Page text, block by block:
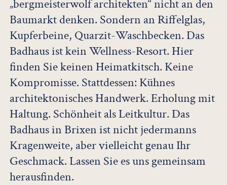
„bergmeisterwolf architekten“ nicht an den
Baumarkt denken. Sondern an Riffelglas,
Kupferbeine, Quarzit-Waschbecken. Das
Badhaus ist kein Wellness-Resort. Hier
finden Sie keinen Heimatkitsch. Keine
Kompromisse. Stattdessen: Kühnes
architektonisches Handwerk. Erholung mit
Haltung. Schönheit als Leitkultur. Das
Badhaus in Brixen ist nicht jedermanns
Kragenweite, aber vielleicht genau Ihr
Geschmack. Lassen Sie es uns gemeinsam
herausfinden.